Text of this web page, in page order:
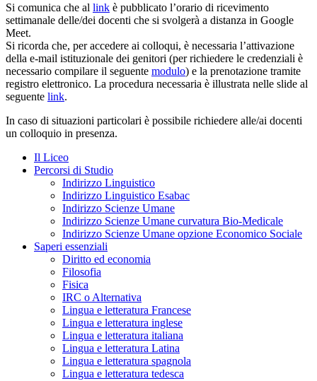
Si comunica che al link è pubblicato l’orario di ricevimento
settimanale delle/dei docenti che si svolgerà a distanza in Google
Meet.
Si ricorda che, per accedere ai colloqui, è necessaria l’attivazione
della e-mail istituzionale dei genitori (per richiedere le credenziali è
necessario compilare il seguente modulo) e la prenotazione tramite
registro elettronico. La procedura necessaria è illustrata nelle slide al
seguente link.
In caso di situazioni particolari è possibile richiedere alle/ai docenti
un colloquio in presenza.
Il Liceo
Percorsi di Studio
Indirizzo Linguistico
Indirizzo Linguistico Esabac
Indirizzo Scienze Umane
Indirizzo Scienze Umane curvatura Bio-Medicale
Indirizzo Scienze Umane opzione Economico Sociale
Saperi essenziali
Diritto ed economia
Filosofia
Fisica
IRC o Alternativa
Lingua e letteratura Francese
Lingua e letteratura inglese
Lingua e letteratura italiana
Lingua e letteratura Latina
Lingua e letteratura spagnola
Lingua e letteratura tedesca